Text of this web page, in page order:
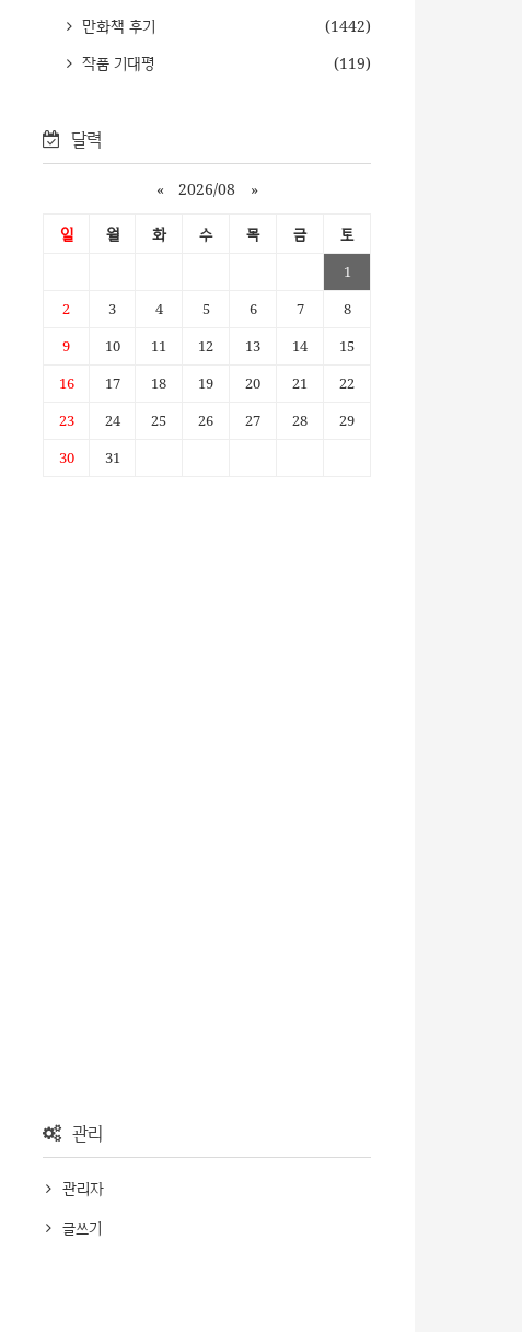
만화책 후기
(1442)
작품 기대평
(119)
달력
« 2026/08 »
일 월 화 수 목 금 토
1
2
3 4 5 6 7
8
9
10 11 12 13 14
15
16
17 18 19 20 21
22
23
24 25 26 27 28
29
30
31
관리
관리자
글쓰기